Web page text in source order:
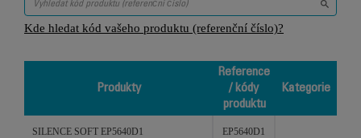
Kde hledat kód vašeho produktu (referenční číslo)?
Produkty
Reference
/ kódy
produktu
Kategorie
SILENCE SOFT EP5640D1 EP5640D1